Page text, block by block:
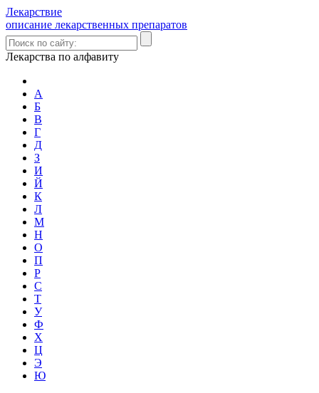
Лекарствие
описание лекарственных препаратов
Лекарства по алфавиту
А
Б
В
Г
Д
З
И
Й
К
Л
М
Н
О
П
Р
С
Т
У
Ф
Х
Ц
Э
Ю